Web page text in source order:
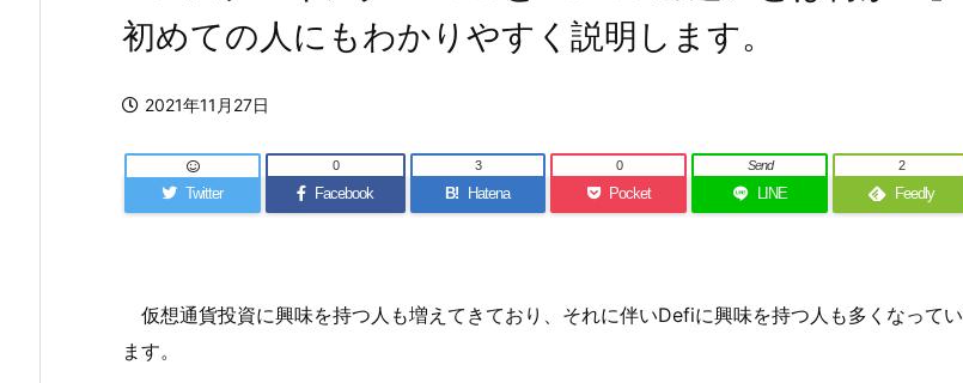
初めての人にもわかりやすく説明します。
2021年11月27日
Twitter Facebook
0
B! Hatena
3
Pocket
0
LINE
Send
Feedly
2
仮想通貨投資に興味を持つ人も増えてきており、それに伴いDefiに興味を持つ人も多くなってい
ます。